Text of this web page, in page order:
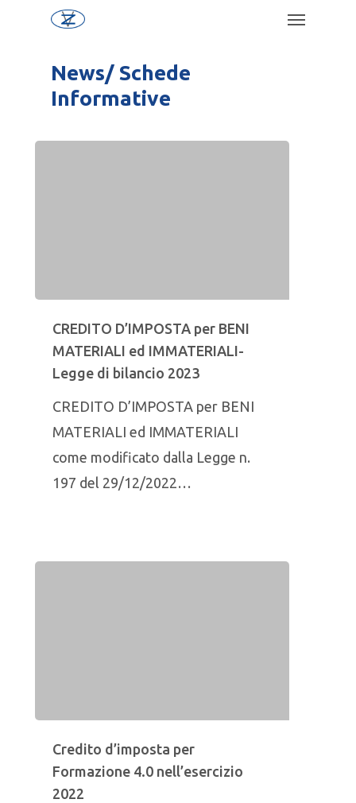
News/ Schede
Informative
CREDITO D’IMPOSTA per BENI
MATERIALI ed IMMATERIALI-
Legge di bilancio 2023
CREDITO D’IMPOSTA per BENI
MATERIALI ed IMMATERIALI
come modificato dalla Legge n.
197 del 29/12/2022…
Credito d’imposta per
Formazione 4.0 nell’esercizio
2022